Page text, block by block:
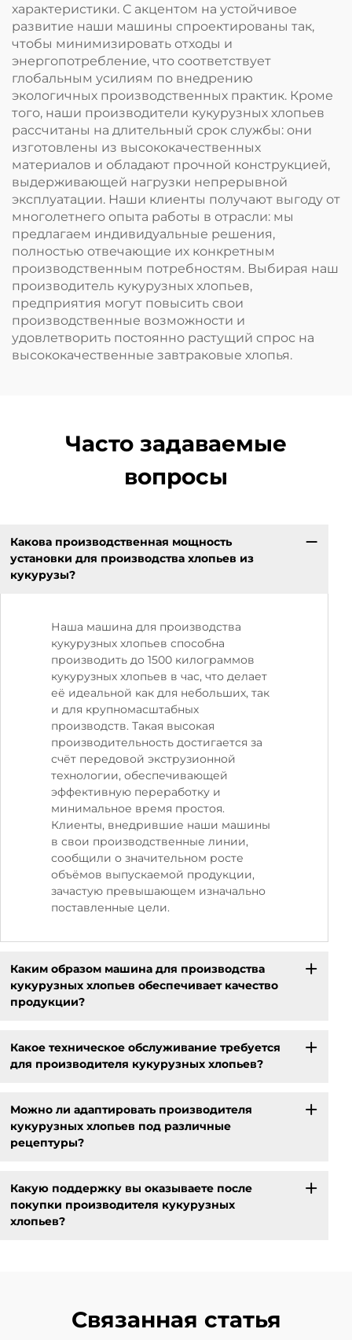
характеристики. С акцентом на устойчивое
развитие наши машины спроектированы так,
чтобы минимизировать отходы и
энергопотребление, что соответствует
глобальным усилиям по внедрению
экологичных производственных практик. Кроме
того, наши производители кукурузных хлопьев
рассчитаны на длительный срок службы: они
изготовлены из высококачественных
материалов и обладают прочной конструкцией,
выдерживающей нагрузки непрерывной
эксплуатации. Наши клиенты получают выгоду от
многолетнего опыта работы в отрасли: мы
предлагаем индивидуальные решения,
полностью отвечающие их конкретным
производственным потребностям. Выбирая наш
производитель кукурузных хлопьев,
предприятия могут повысить свои
производственные возможности и
удовлетворить постоянно растущий спрос на
высококачественные завтраковые хлопья.
Часто задаваемые
вопросы
Какова производственная мощность
установки для производства хлопьев из
кукурузы?
Наша машина для производства
кукурузных хлопьев способна
производить до 1500 килограммов
кукурузных хлопьев в час, что делает
её идеальной как для небольших, так
и для крупномасштабных
производств. Такая высокая
производительность достигается за
счёт передовой экструзионной
технологии, обеспечивающей
эффективную переработку и
минимальное время простоя.
Клиенты, внедрившие наши машины
в свои производственные линии,
сообщили о значительном росте
объёмов выпускаемой продукции,
зачастую превышающем изначально
поставленные цели.
Каким образом машина для производства
кукурузных хлопьев обеспечивает качество
продукции?
Какое техническое обслуживание требуется
для производителя кукурузных хлопьев?
Можно ли адаптировать производителя
кукурузных хлопьев под различные
рецептуры?
Какую поддержку вы оказываете после
покупки производителя кукурузных
хлопьев?
Связанная статья